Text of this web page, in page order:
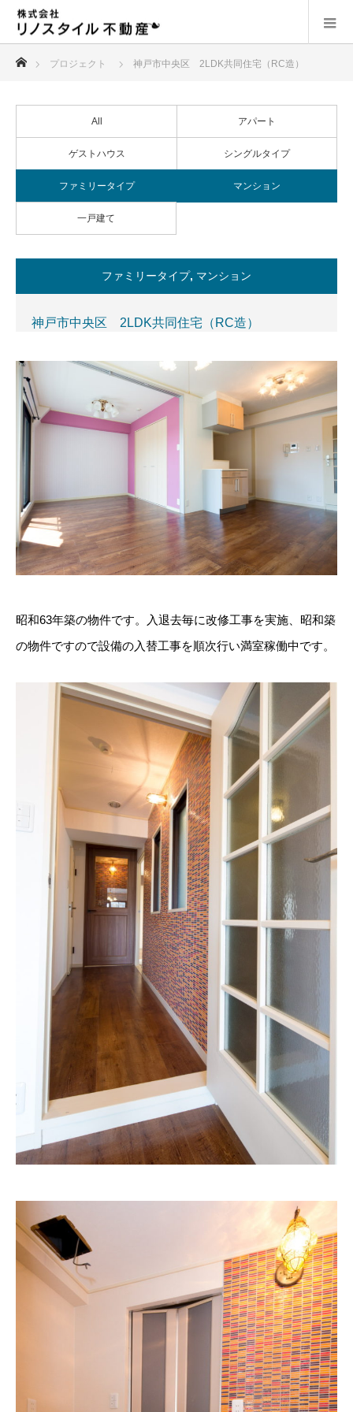
プロジェクト 神戸市中央区 2LDK共同住宅（RC造）
All アパート
ゲストハウス シングルタイプ
ファミリータイプ マンション
一戸建て
ファミリータイプ, マンション
神戸市中央区 2LDK共同住宅（RC造）
昭和63年築の物件です。入退去毎に改修工事を実施、昭和築
の物件ですので設備の入替工事を順次行い満室稼働中です。